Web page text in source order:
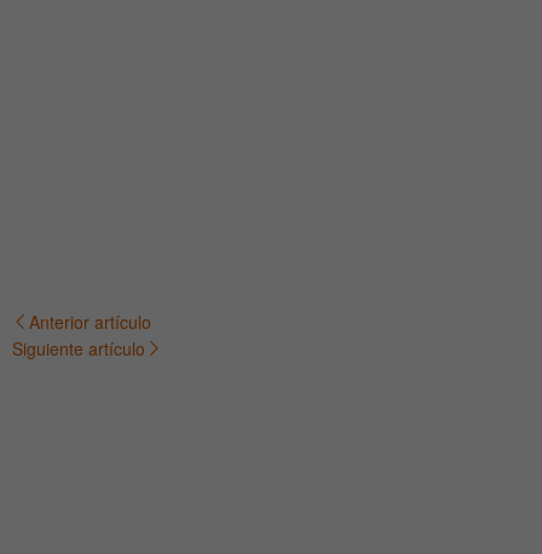
Navegación
Anterior artículo
Siguiente artículo